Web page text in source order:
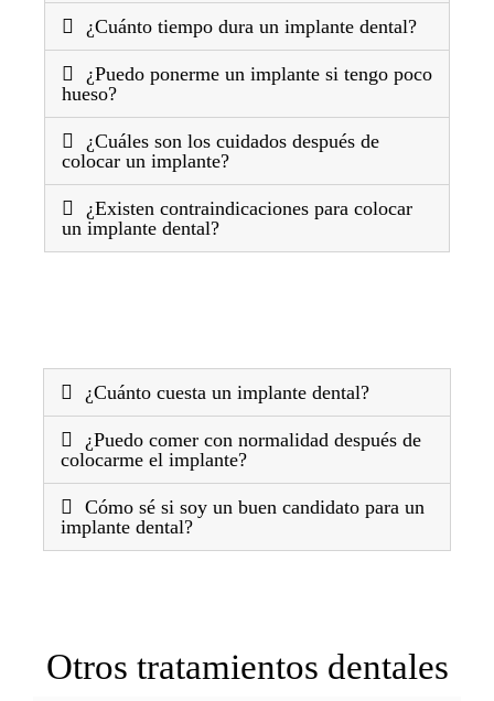
¿Cuánto tiempo dura un implante dental?
¿Puedo ponerme un implante si tengo poco
hueso?
¿Cuáles son los cuidados después de
colocar un implante?
¿Existen contraindicaciones para colocar
un implante dental?
¿Cuánto cuesta un implante dental?
¿Puedo comer con normalidad después de
colocarme el implante?
Cómo sé si soy un buen candidato para un
implante dental?
Otros tratamientos dentales